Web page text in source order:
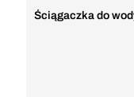
Ściągaczka do